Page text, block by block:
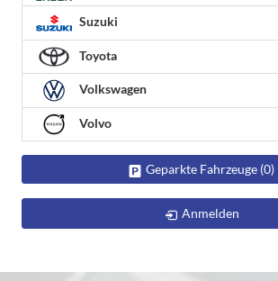
Suzuki
Toyota
Volkswagen
Volvo
Geparkte Fahrzeuge (0)
Anmelden